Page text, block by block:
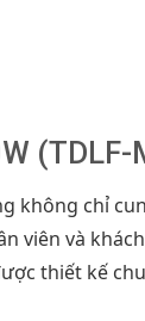
(TDLF-
không chỉ
viên và
thiết kế